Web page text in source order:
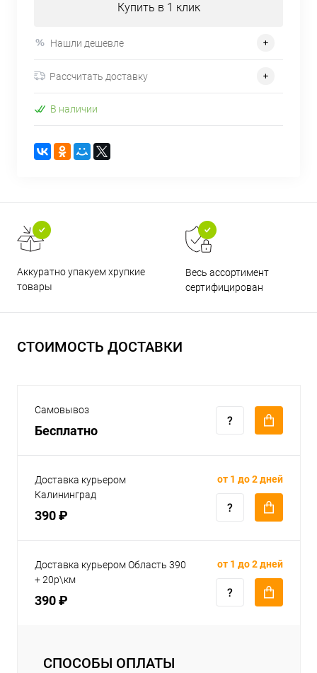
Купить в 1 клик
Нашли дешевле
Рассчитать доставку
В наличии
Аккуратно упакуем хрупкие
товары
Весь ассортимент
сертифицирован
СТОИМОСТЬ ДОСТАВКИ
Самовывоз
Бесплатно
Доставка курьером
Калининград
390 ₽
от 1 до 2 дней
Доставка курьером Область 390
+ 20р\км
390 ₽
от 1 до 2 дней
СПОСОБЫ ОПЛАТЫ